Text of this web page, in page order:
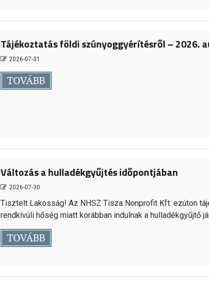
Tájékoztatás földi szúnyoggyérítésről – 2026.
2026-07-31
TOVÁBB
Változás a hulladékgyűjtés időpontjában
2026-07-30
Tisztelt Lakosság! Az NHSZ Tisza Nonprofit Kft. ezúton
rendkívüli hőség miatt korábban indulnak a hulladékgyűjtő
TOVÁBB